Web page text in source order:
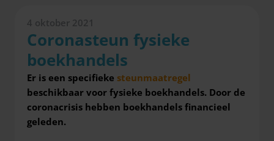
4 oktober 2021
Coronasteun fysieke
boekhandels
Er is een specifieke steunmaatregel
beschikbaar voor fysieke boekhandels. Door de
coronacrisis hebben boekhandels financieel
geleden.